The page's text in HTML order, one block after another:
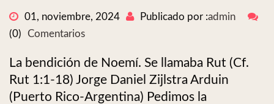
01, noviembre, 2024 Publicado por :admin
(0)
Comentarios
La bendición de Noemí. Se llamaba Rut (Cf.
Rut 1:1-18) Jorge Daniel Zijlstra Arduin
(Puerto Rico-Argentina) Pedimos la